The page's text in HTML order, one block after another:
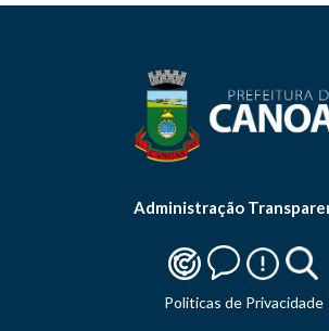
Administração
Politicas de Privacidade